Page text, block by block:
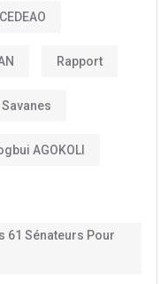
Rapport
AGOKOLI
61 Sénateurs Pour